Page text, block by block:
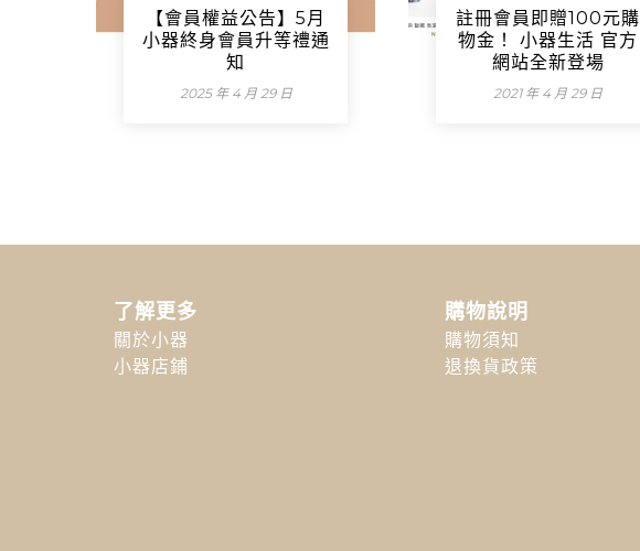
【會員權益公告】5月
小器終身會員升等禮通
知
2025 年 4 月 29 日
註冊會員即贈100元購
物金！ 小器生活 官方
網站全新登場
2021 年 4 月 29 日
了解更多
關於小器
小器店鋪
購物說明
購物須知
退換貨政策